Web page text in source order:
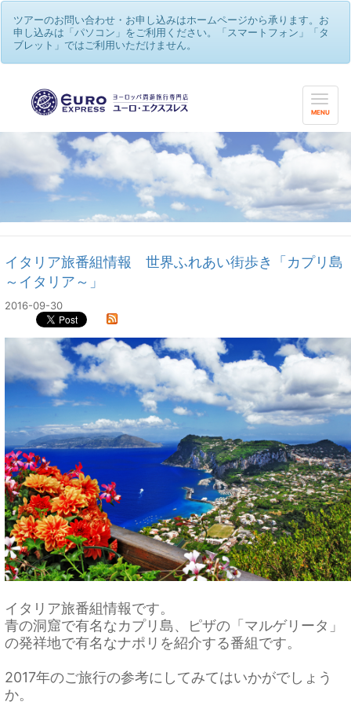
ツアーのお問い合わせ・お申し込みはホームページから承ります。お
申し込みは「パソコン」をご利用ください。「スマートフォン」「タ
ブレット」ではご利用いただけません。
MENU
イタリア旅番組情報 世界ふれあい街歩き「カプリ島
～イタリア～」
2016-09-30
イタリア旅番組情報です。
青の洞窟で有名なカプリ島、ピザの「マルゲリータ」
の発祥地で有名なナポリを紹介する番組です。
2017年のご旅行の参考にしてみてはいかがでしょう
か。